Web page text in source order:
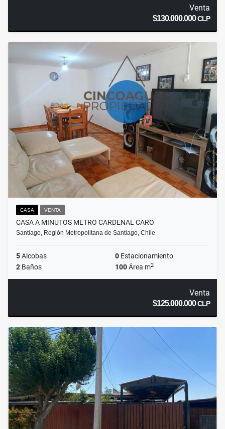
Venta
$130.000.000CLP
CASA VENTA
CASA A MINUTOS METRO CARDENAL CARO
Santiago, Región Metropolitana de Santiago, Chile
5Alcobas 0 Estacionamiento
2 Baños 100Área m2
Venta
$125.000.000CLP